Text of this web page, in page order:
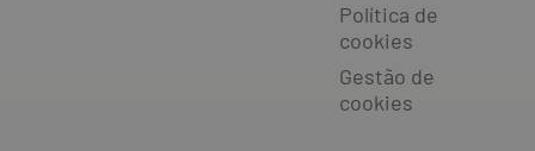
Política de
cookies
Gestão de
cookies